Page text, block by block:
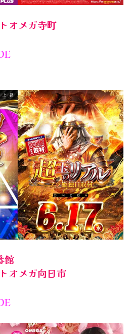
オメガ寺町
館
オメガ向日市